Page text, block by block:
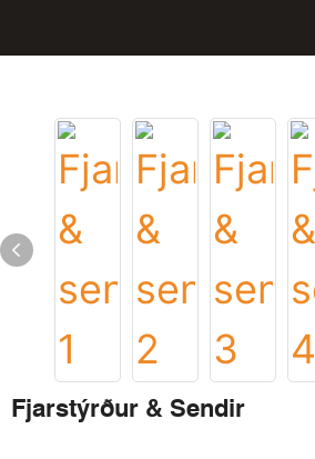
Fjarstýrður & Sendir